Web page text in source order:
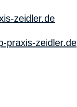
zeidler.de
praxis-zeidler.de